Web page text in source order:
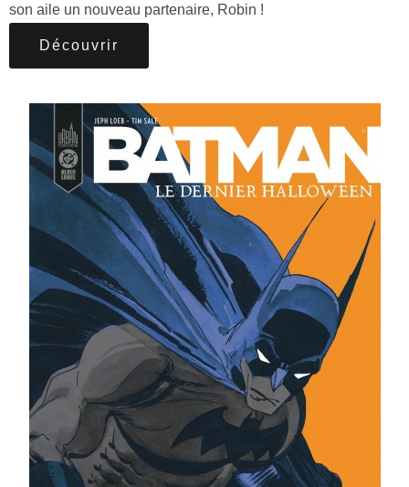
son aile un nouveau partenaire, Robin !
Découvrir